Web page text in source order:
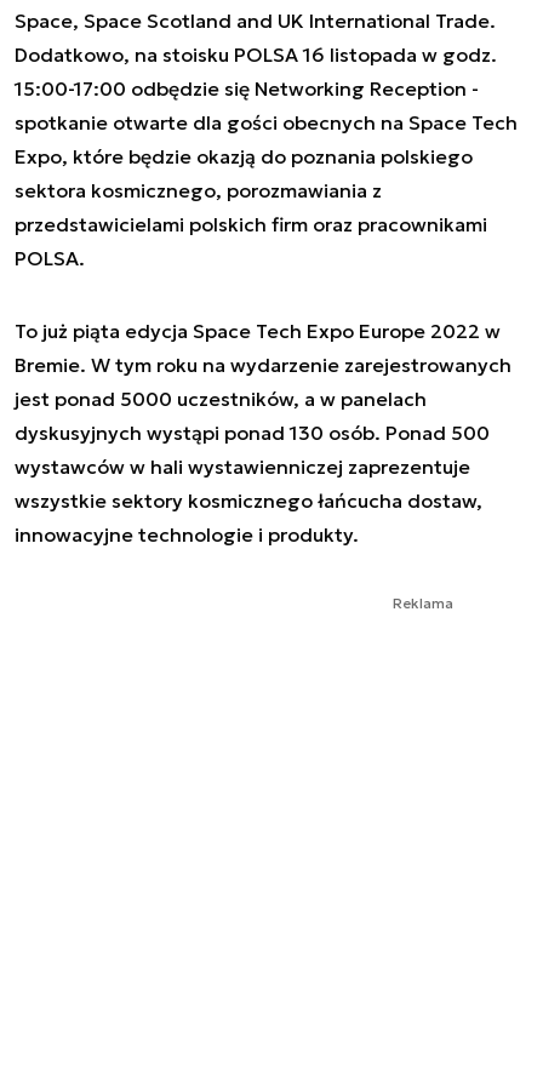
Space, Space Scotland and UK International Trade.
Dodatkowo, na stoisku POLSA 16 listopada w godz.
15:00-17:00 odbędzie się Networking Reception -
spotkanie otwarte dla gości obecnych na Space Tech
Expo, które będzie okazją do poznania polskiego
sektora kosmicznego, porozmawiania z
przedstawicielami polskich firm oraz pracownikami
POLSA.
To już piąta edycja Space Tech Expo Europe 2022 w
Bremie. W tym roku na wydarzenie zarejestrowanych
jest ponad 5000 uczestników, a w panelach
dyskusyjnych wystąpi ponad 130 osób. Ponad 500
wystawców w hali wystawienniczej zaprezentuje
wszystkie sektory kosmicznego łańcucha dostaw,
innowacyjne technologie i produkty.
Reklama